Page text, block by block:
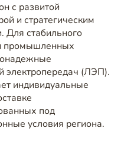
с развитой
и стратегическим
Для стабильного
промышленных
электропередач (ЛЭП).
индивидуальные
под
условия региона.